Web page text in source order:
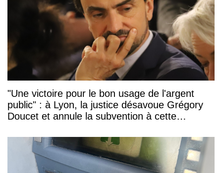
"Une victoire pour le bon usage de l'argent
public" : à Lyon, la justice désavoue Grégory
Doucet et annule la subvention à cette